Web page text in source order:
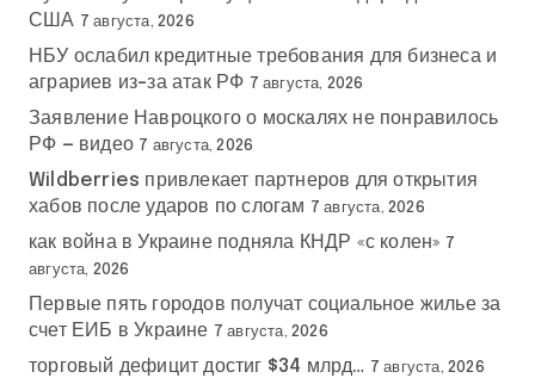
США 7 августа, 2026
НБУ ослабил кредитные требования для бизнеса и
аграриев из-за атак РФ 7 августа, 2026
Заявление Навроцкого о москалях не понравилось
РФ — видео 7 августа, 2026
Wildberries привлекает партнеров для открытия
хабов после ударов по слогам 7 августа, 2026
как война в Украине подняла КНДР «с колен» 7
августа, 2026
Первые пять городов получат социальное жилье за
счет ЕИБ в Украине 7 августа, 2026
торговый дефицит достиг $34 млрд… 7 августа, 2026